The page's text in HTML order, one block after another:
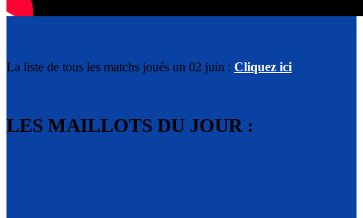
La liste de tous les matchs joués un 02 juin : Cliquez ici
LES MAILLOTS DU JOUR :